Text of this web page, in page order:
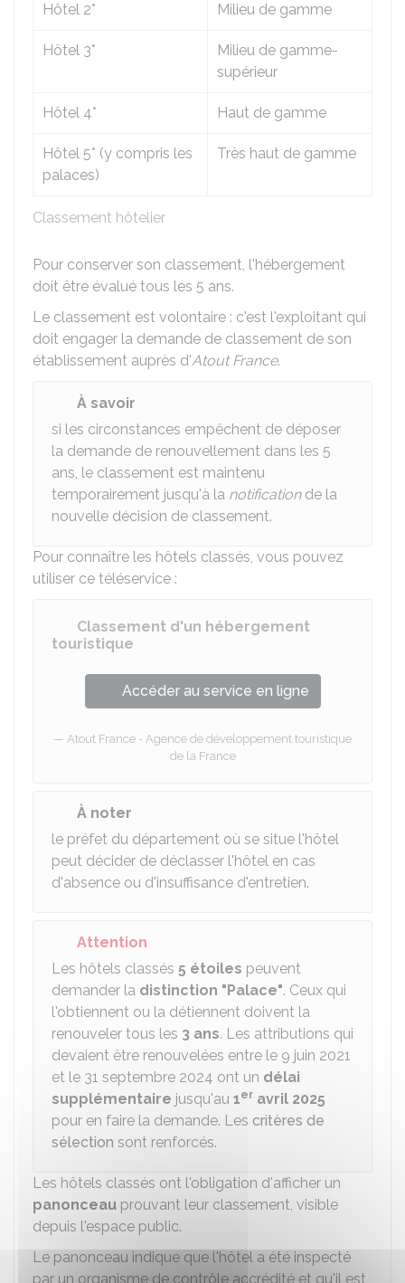
Classement hôtelier
Hôtel 2* Milieu de gamme
Hôtel 3*
Milieu de gamme-
supérieur
Hôtel 4* Haut de gamme
Hôtel 5* (y compris les
palaces)
Très haut de gamme
Pour conserver son classement, l'hébergement
doit être évalué tous les 5 ans.
Le classement est volontaire : c'est l'exploitant qui
doit engager la demande de classement de son
établissement auprès d'Atout France.
À savoir
si les circonstances empêchent de déposer
la demande de renouvellement dans les 5
ans, le classement est maintenu
temporairement jusqu'à la notificationde la
nouvelle décision de classement.
Pour connaître les hôtels classés, vous pouvez
utiliser ce téléservice :
Classement d'un hébergement
touristique
Accéder au service en ligne
Atout France - Agence de développement touristique
de la France
À noter
le préfet du département où se situe l'hôtel
peut décider de déclasser l'hôtel en cas
d'absence ou d'insuffisance d'entretien.
Attention
Les hôtels classés 5 étoiles peuvent
demander la distinction "Palace". Ceux qui
l'obtiennent ou la détiennent doivent la
renouveler tous les 3 ans. Les attributions qui
devaient être renouvelées entre le 9 juin 2021
et le 31 septembre 2024 ont un délai
supplémentaire jusqu'au 1er avril 2025
pour en faire la demande. Les critères de
sélection sont renforcés.
Les hôtels classés ont l'obligation d'afficher un
panonceau prouvant leur classement, visible
depuis l'espace public.
Le panonceau indique que l'hôtel a été inspecté
par un organisme de contrôle accrédité et qu'il est